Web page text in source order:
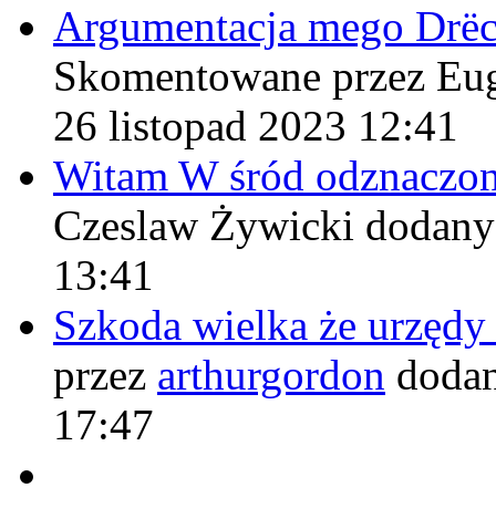
Argumentacja mego
Skomentowane przez
26 listopad 2023 12:41
Witam W śród
Czeslaw Żywicki
13:41
Szkoda wielka że
przez arthurgordon
17:47